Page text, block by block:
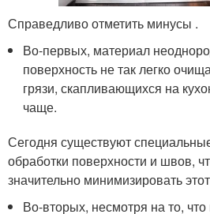
Справедливо отметить минусы .
Во-первых, материал
поверхность не так легко
грязи, скапливающихся на
чаще.
Сегодня существуют
обработки поверхности и швов,
значительно минимизировать
Во-вторых, несмотря на то,